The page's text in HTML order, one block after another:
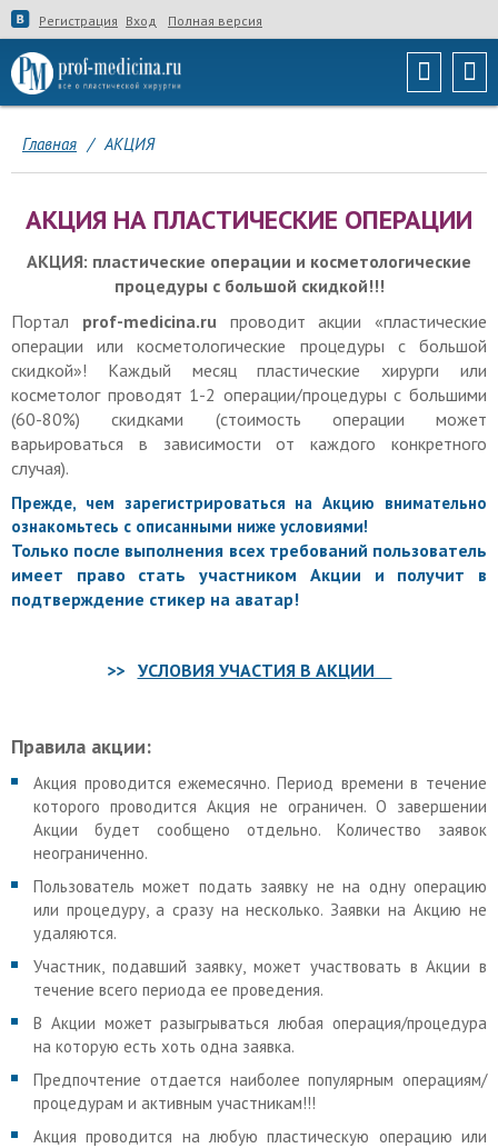
Регистрация Вход Полная версия
Главная / АКЦИЯ
АКЦИЯ НА ПЛАСТИЧЕСКИЕ ОПЕРАЦИИ
АКЦИЯ: пластические операции и косметологические
процедуры с большой скидкой!!!
Портал prof-medicina.ruпроводит акции «пластические
операции или косметологические процедуры с большой
скидкой»! Каждый месяц пластические хирурги или
косметолог проводят 1-2 операции/процедуры с большими
(60-80%) скидками (стоимость операции может
варьироваться в зависимости от каждого конкретного
случая).
Прежде, чем зарегистрироваться на Акцию внимательно
ознакомьтесь с описанными ниже условиями!
Только после выполнения всех требований пользователь
имеет право стать участником Акции и получит в
подтверждение стикер на аватар!
>> УСЛОВИЯ УЧАСТИЯ В АКЦИИ
Правила акции:
Акция проводится ежемесячно. Период времени в течение
которого проводится Акция не ограничен. О завершении
Акции будет сообщено отдельно. Количество заявок
неограниченно.
Пользователь может подать заявку не на одну операцию
или процедуру, а сразу на несколько. Заявки на Акцию не
удаляются.
Участник, подавший заявку, может участвовать в Акции в
течение всего периода ее проведения.
В Акции может разыгрываться любая операция/процедура
на которую есть хоть одна заявка.
Предпочтение отдается наиболее популярным операциям/
процедурам и активным участникам!!!
Акция проводится на любую пластическую операцию или